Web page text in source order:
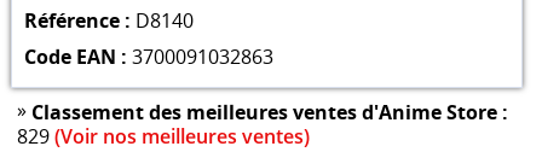
Référence : D8140
Code EAN : 3700091032863
» Classement des meilleures ventes d'Anime Store :
829(Voir nos meilleures ventes)